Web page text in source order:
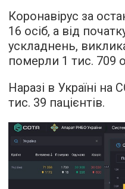
Коронавірус за
16 осіб, а від
ускладнень,
померли 1 тис. 709
Наразі в Україні на
тис. 39 пацієнтів.